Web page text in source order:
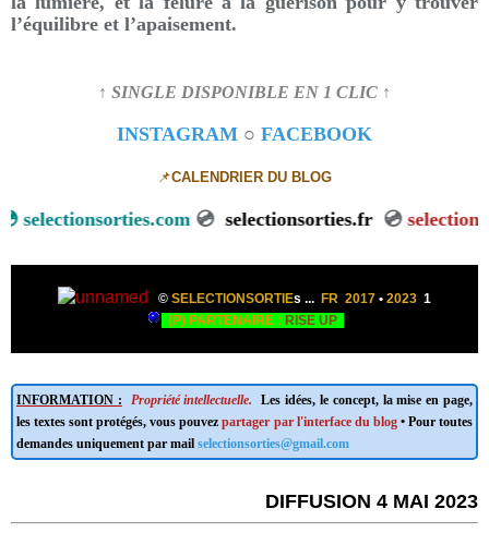
l’équilibre et l’apaisement.
↑ SINGLE DISPONIBLE EN 1 CLIC ↑
INSTAGRAM ○ FACEBOOK
📌CALENDRIER DU BLOG
💿 selectionsorties.fr💿
© SELECTIONSORTIEs ... FR 2017 • 2023 1
(P) PARTENAIRE : RISE UP
INFORMATION : Propriété intellectuelle.
Les idées, le concept, la mise en page,
les textes sont protégés, vous pouvezpartager par l'interface du blog• Pour toutes
demandes uniquement par mail selectionsorties@gmail.com
DIFFUSION 4 MAI 2023